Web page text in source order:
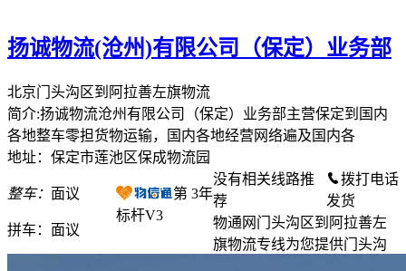
扬诚物流(沧州)有限公司（保定）业务部
北京门头沟区到阿拉善左旗物流
简介:扬诚物流沧州有限公司（保定）业务部主营保定到国内
各地整车零担货物运输，国内各地经营网络遍及国内各
地址：保定市莲池区保成物流园
整车： 面议
拼车： 面议
第 3年
标杆V3
拨打电话
发货
没有相关线路推
荐
物通网门头沟区到阿拉善左
旗物流专线为您提供门头沟